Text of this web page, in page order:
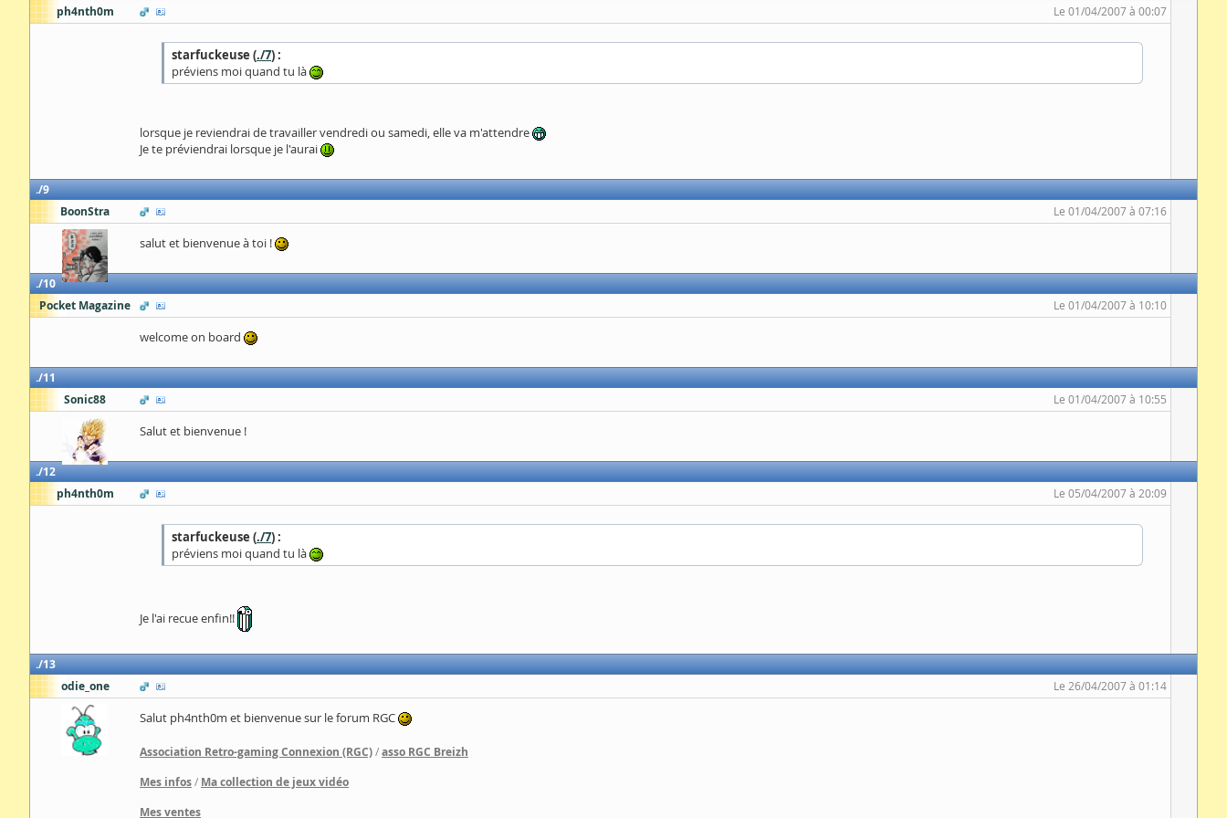
ph4nth0m
Le 01/04/2007 à 00:07
starfuckeuse (./7) :
préviens moi quand tu là
lorsque je reviendrai de travailler vendredi ou samedi, elle va m'attendre
Je te préviendrai lorsque je l'aurai
9
BoonStra
Le 01/04/2007 à 07:16
salut et bienvenue à toi !
10
Pocket Magazine
Le 01/04/2007 à 10:10
welcome on board
11
Sonic88
Le 01/04/2007 à 10:55
Salut et bienvenue !
12
ph4nth0m
Le 05/04/2007 à 20:09
starfuckeuse (./7) :
préviens moi quand tu là
Je l'ai recue enfin!!
13
odie_one
Le 26/04/2007 à 01:14
Salut ph4nth0m et bienvenue sur le forum RGC
Association Retro-gaming Connexion (RGC)/asso RGC Breizh
Mes infos/ Ma collection de jeux vidéo
Mes ventes